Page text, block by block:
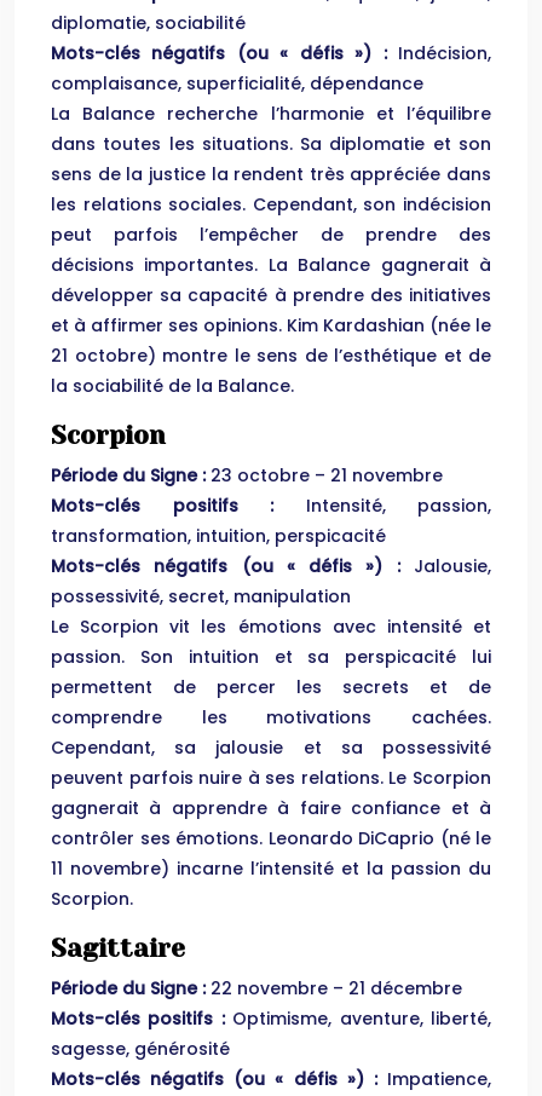
diplomatie, sociabilité
Mots-clés négatifs (ou « défis ») : Indécision,
complaisance, superficialité, dépendance
La Balance recherche l’harmonie et l’équilibre
dans toutes les situations. Sa diplomatie et son
sens de la justice la rendent très appréciée dans
les relations sociales. Cependant, son indécision
peut parfois l’empêcher de prendre des
décisions importantes. La Balance gagnerait à
développer sa capacité à prendre des initiatives
et à affirmer ses opinions. Kim Kardashian (née le
21 octobre) montre le sens de l’esthétique et de
la sociabilité de la Balance.
Scorpion
Période du Signe : 23 octobre – 21 novembre
Mots-clés positifs : Intensité, passion,
transformation, intuition, perspicacité
Mots-clés négatifs (ou « défis ») : Jalousie,
possessivité, secret, manipulation
Le Scorpion vit les émotions avec intensité et
passion. Son intuition et sa perspicacité lui
permettent de percer les secrets et de
comprendre les motivations cachées.
Cependant, sa jalousie et sa possessivité
peuvent parfois nuire à ses relations. Le Scorpion
gagnerait à apprendre à faire confiance et à
contrôler ses émotions. Leonardo DiCaprio (né le
11 novembre) incarne l’intensité et la passion du
Scorpion.
Sagittaire
Période du Signe : 22 novembre – 21 décembre
Mots-clés positifs : Optimisme, aventure, liberté,
sagesse, générosité
Mots-clés négatifs (ou « défis ») : Impatience,